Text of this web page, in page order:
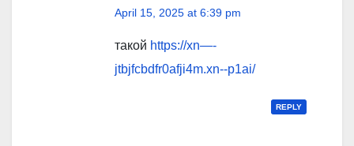
April 15, 2025 at 6:39 pm
такой https://xn—-
jtbjfcbdfr0afji4m.xn--p1ai/
REPLY